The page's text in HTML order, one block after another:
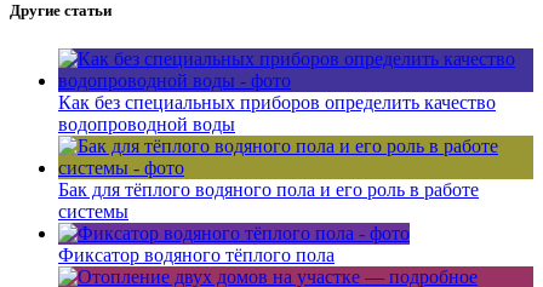
Другие статьи
Как без специальных приборов определить качество
водопроводной воды
Бак для тёплого водяного пола и его роль в работе
системы
Фиксатор водяного тёплого пола